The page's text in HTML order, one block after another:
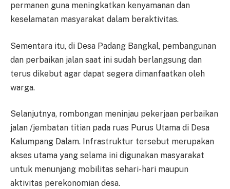
permanen guna meningkatkan kenyamanan dan
keselamatan masyarakat dalam beraktivitas.
Sementara itu, di Desa Padang Bangkal, pembangunan
dan perbaikan jalan saat ini sudah berlangsung dan
terus dikebut agar dapat segera dimanfaatkan oleh
warga.
Selanjutnya, rombongan meninjau pekerjaan perbaikan
jalan /jembatan titian pada ruas Purus Utama di Desa
Kalumpang Dalam. Infrastruktur tersebut merupakan
akses utama yang selama ini digunakan masyarakat
untuk menunjang mobilitas sehari-hari maupun
aktivitas perekonomian desa.